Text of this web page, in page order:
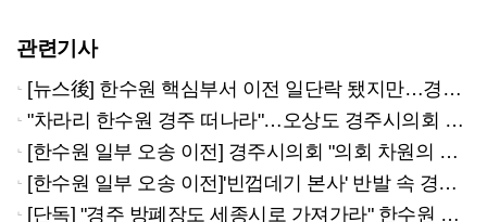
관련기사
[뉴스後] 한수원 핵심부서 이전 일단락 됐지만…경주 시민에겐 불신만 남았다
"차라리 한수원 경주 떠나라"…오상도 경주시의회 원전특위 위원장
[한수원 일부 오송 이전] 경주시의회 "의회 차원의 대책 마련하겠다"
[한수원 일부 오송 이전]'빈껍데기 본사' 반발 속 경주시 대안 제시도
[단독] "경주 방폐장도 세종시로 가져가라" 한수원 사업본부 세종 이전설에 동경주 발칵